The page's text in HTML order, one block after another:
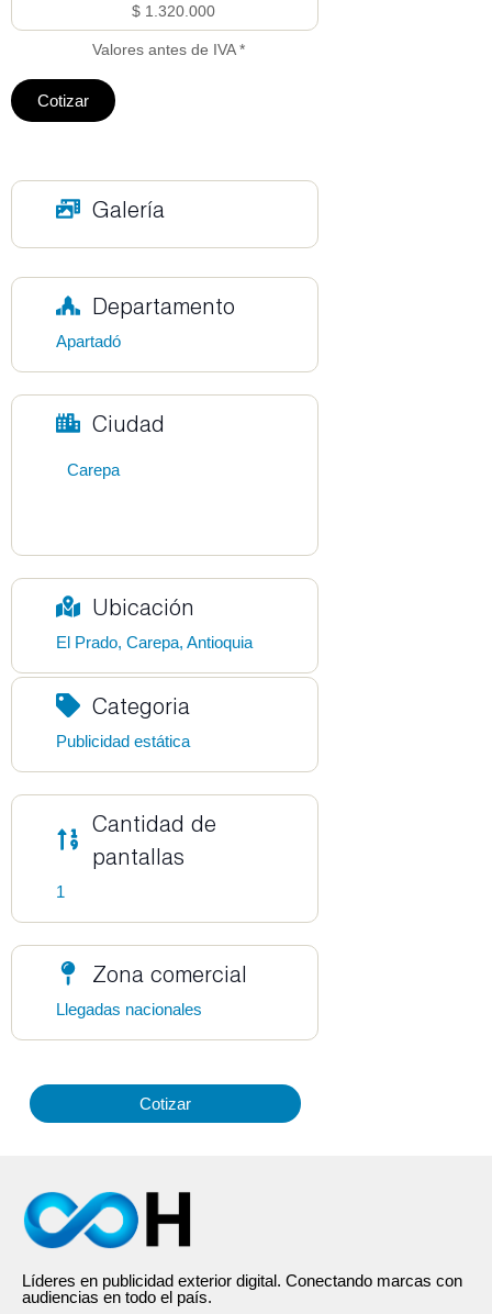
$ 1.320.000
Valores antes de IVA *
Cotizar
Galería
Departamento
Apartadó
Ciudad
Carepa
Ubicación
El Prado, Carepa, Antioquia
Categoria
Publicidad estática
Cantidad de
pantallas
1
Zona comercial
Llegadas nacionales
Cotizar
Líderes en publicidad exterior digital. Conectando marcas con
audiencias en todo el país.